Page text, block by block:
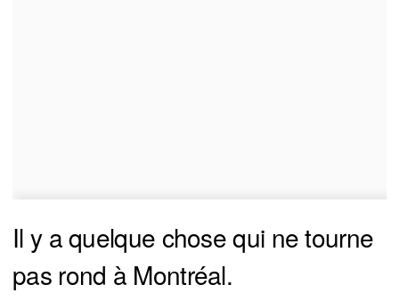
Il y a quelque chose qui ne tourne
pas rond à Montréal.